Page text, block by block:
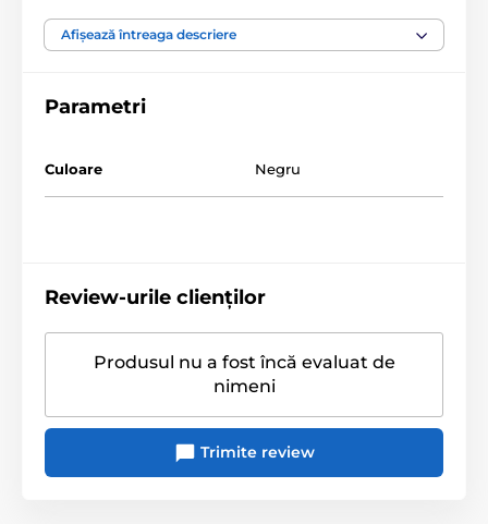
femei de toate formele și mărimile. Ciorapi negri de
mărime mare, din plasă, cu model leopard.
90% nailon, 10% elastan
Produsul este inclus în categoria
Afișează întreaga descriere
Parametri
Culoare Negru
Review-urile clienților
Produsul nu a fost încă evaluat de
nimeni
Trimite review